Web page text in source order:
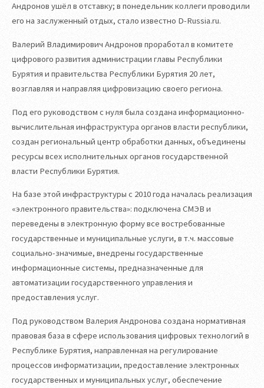
Андронов ушёл в отставку; в понедельник коллеги проводили
его на заслуженный отдых, стало известно D-Russia.ru.
Валерий Владимирович Андронов проработал в комитете
цифрового развития администрации главы Республики
Бурятия и правительства Республики Бурятия 20 лет,
возглавляя и направляя цифровизацию своего региона.
Под его руководством с нуля была создана информационно-
вычислительная инфраструктура органов власти республики,
создан региональный центр обработки данных, объединены
ресурсы всех исполнительных органов государственной
власти Республики Бурятия.
На базе этой инфраструктуры с 2010 года началась реализация
«электронного правительства»: подключена СМЭВ и
переведены в электронную форму все востребованные
государственные и муниципальные услуги, в т.ч. массовые
социально-значимые, внедрены государственные
информационные системы, предназначенные для
автоматизации государственного управления и
предоставления услуг.
Под руководством Валерия Андронова создана нормативная
правовая база в сфере использования цифровых технологий в
Республике Бурятия, направленная на регулирование
процессов информатизации, предоставление электронных
государственных и муниципальных услуг, обеспечение